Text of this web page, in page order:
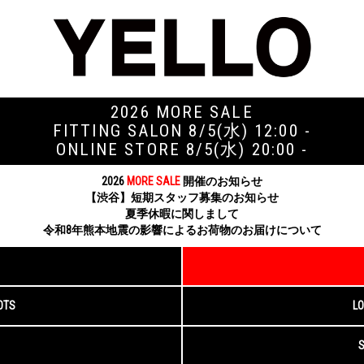
2026 MORE SALE
FITTING SALON 8/5(水) 12:00 -
ONLINE STORE 8/5(水) 20:00 -
2026 MORE SALE 開催のお知らせ
【渋谷】短期スタッフ募集のお知らせ
夏季休暇に関しまして
令和8年熊本地震の影響によるお荷物のお届けについて